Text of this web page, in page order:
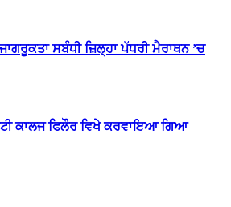
ਸਬੰਧੀ ਜ਼ਿਲ੍ਹਾ ਪੱਧਰੀ ਮੈਰਾਥਨ ’ਚ
ਕਾਲਜ ਫਿਲੌਰ ਵਿਖੇ ਕਰਵਾਇਆ ਗਿਆ